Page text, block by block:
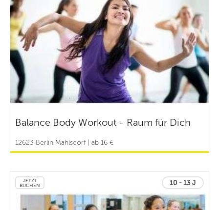
Balance Body Workout - Raum für Dich
12623 Berlin Mahlsdorf | ab 16 €
JETZT
BUCHEN
10 - 13 J